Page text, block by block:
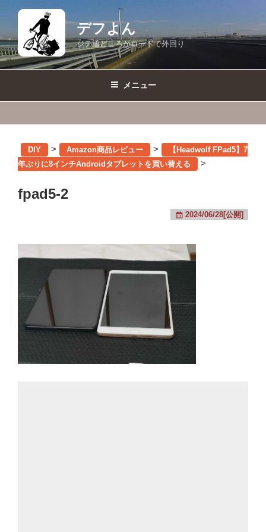
テ
ン
ツ
デフよん
ジテ通どころかロードで外回り
メニュー
DIY > Amazon商品レビュー >
【Headwolf FPad5】7
年ぶりに8インチAndroidタブレットを買い替える
>
fpad5-2
2024/06/28[公開]